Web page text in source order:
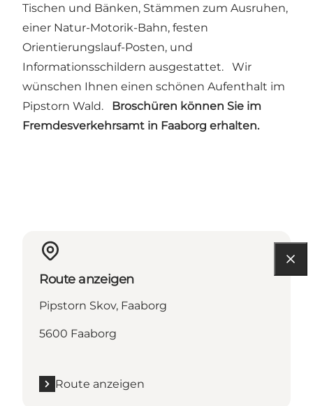
Tischen und Bänken, Stämmen zum Ausruhen,
einer Natur-Motorik-Bahn, festen
Orientierungslauf-Posten, und
Informationsschildern ausgestattet. Wir
wünschen Ihnen einen schönen Aufenthalt im
Pipstorn Wald. Broschüren können Sie im
Fremdesverkehrsamt in Faaborg erhalten.
Route anzeigen
Pipstorn Skov, Faaborg
5600 Faaborg
Route anzeigen